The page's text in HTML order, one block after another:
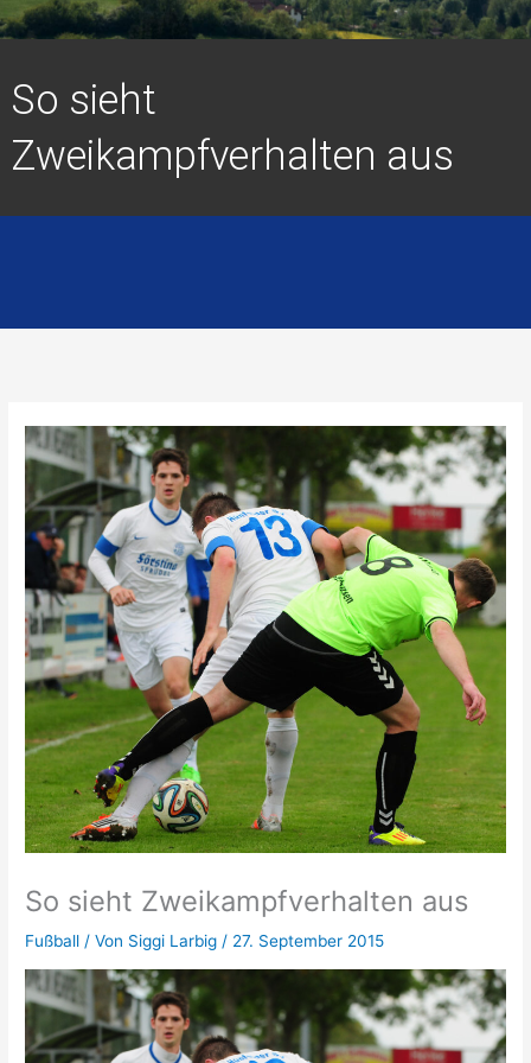
So sieht
Zweikampfverhalten aus
So sieht Zweikampfverhalten aus
Fußball / Von Siggi Larbig / 27. September 2015